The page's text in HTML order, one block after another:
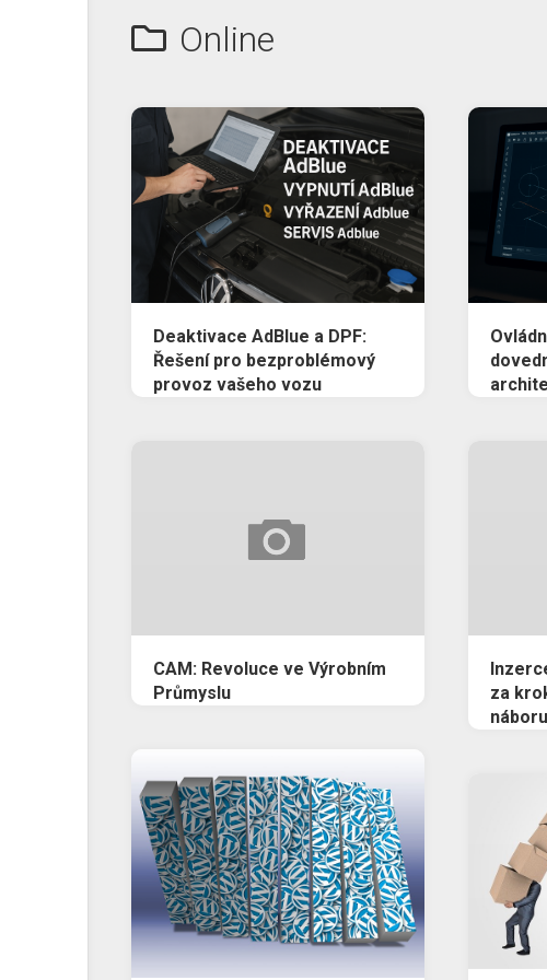
Online
Deaktivace AdBlue a DPF:
Řešení pro bezproblémový
provoz vašeho vozu
CAM: Revoluce ve Výrobním
Průmyslu
za
náboru